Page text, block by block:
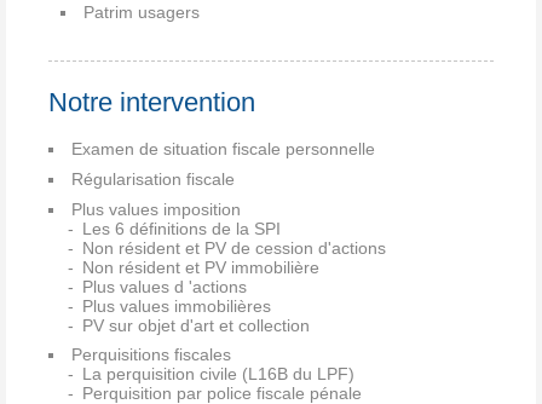
Patrim usagers
Notre intervention
Examen de situation fiscale personnelle
Régularisation fiscale
Plus values imposition
Les 6 définitions de la SPI
Non résident et PV de cession d'actions
Non résident et PV immobilière
Plus values d 'actions
Plus values immobilières
PV sur objet d'art et collection
Perquisitions fiscales
La perquisition civile (L16B du LPF)
Perquisition par police fiscale pénale